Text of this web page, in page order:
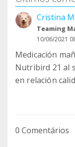
Cristina
Teaming
10/06/2021
Medicación
Nutribird 21 al
en relación
0 Comentários